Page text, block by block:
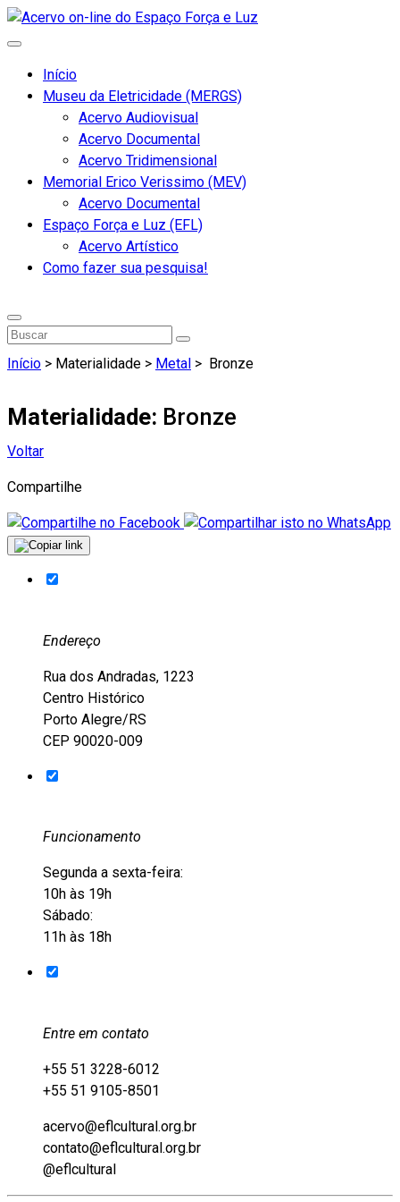
Início
Museu da Eletricidade (MERGS)
Acervo Audiovisual
Acervo Documental
Acervo Tridimensional
Memorial Erico Verissimo (MEV)
Acervo Documental
Espaço Força e Luz (EFL)
Acervo Artístico
Como fazer sua pesquisa!
Início > Materialidade > Metal > Bronze
Materialidade: Bronze
Voltar
Compartilhe
Endereço
Rua dos Andradas, 1223
Centro Histórico
Porto Alegre/RS
CEP 90020-009
Funcionamento
Segunda a sexta-feira:
10h às 19h
Sábado:
11h às 18h
Entre em contato
+55 51 3228-6012
+55 51 9105-8501
acervo@eflcultural.org.br
contato@eflcultural.org.br
@eflcultural